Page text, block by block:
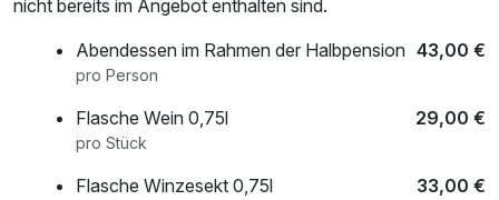
nicht bereits im Angebot enthalten sind.
Abendessen im Rahmen der Halbpension 43,00 €
pro Person
Flasche Wein 0,75l 29,00 €
pro Stück
Flasche Winzesekt 0,75l 33,00 €